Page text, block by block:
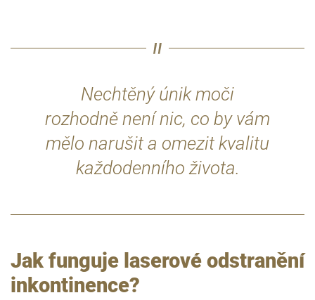
Nechtěný únik moči
rozhodně není nic, co by vám
mělo narušit a omezit kvalitu
každodenního života.
Jak funguje laserové odstranění
inkontinence?